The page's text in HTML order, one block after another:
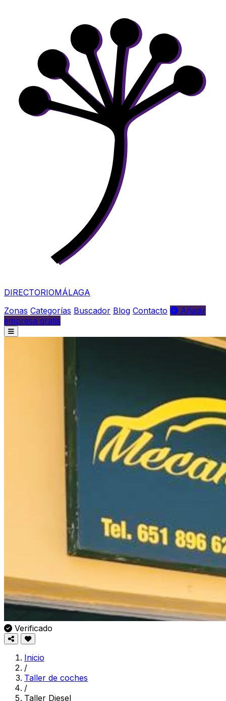
DIRECTORIOMÁLAGA
Zonas Categorías Buscador Blog Contacto
Añadir
empresa gratis
Verificado
Inicio
/
Taller de coches
/
Taller Diesel